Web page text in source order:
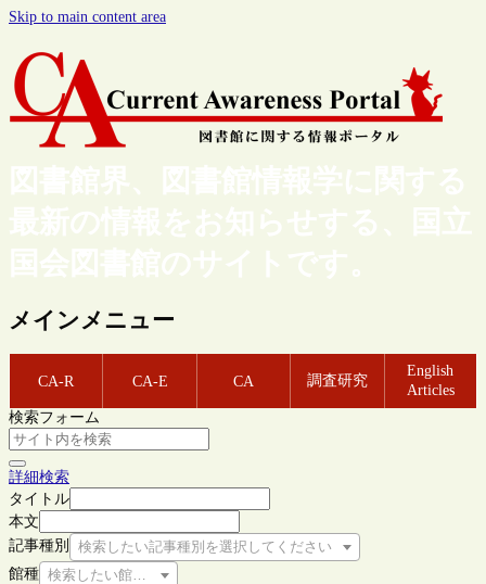
Skip to main content area
図書館界、図書館情報学に関する
最新の情報をお知らせする、国立
国会図書館のサイトです。
メインメニュー
CA-R CA-E CA 調査研究
English
Articles
検索フォーム
詳細検索
タイトル
本文
記事種別
検索したい記事種別を選択してください
館種 検索したい館種を選択してください